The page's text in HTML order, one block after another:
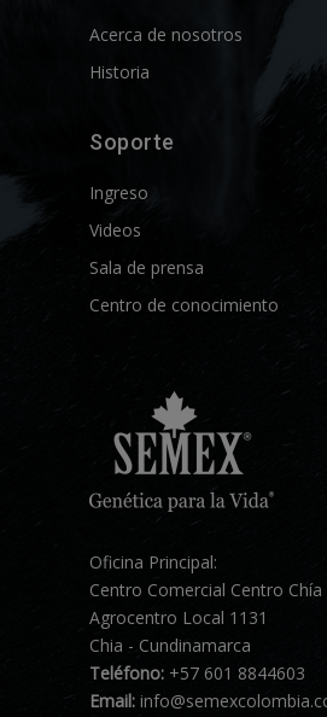
Acerca de nosotros
Historia
Soporte
Ingreso
Videos
Sala de prensa
Centro de conocimiento
Oficina Principal:
Centro Comercial Centro Chía
Agrocentro Local 1131
Chia - Cundinamarca
Teléfono: +57 601 8844603
Email: